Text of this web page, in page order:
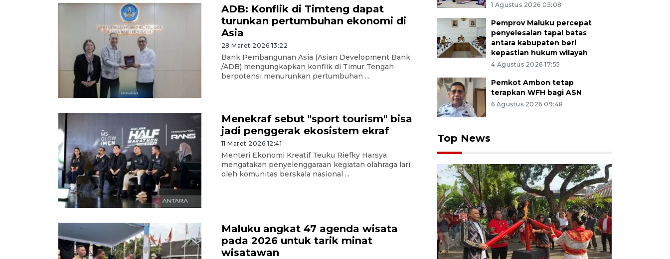
ADB: Konflik di Timteng dapat
turunkan pertumbuhan ekonomi di
Asia
28 Maret 2026 13:22
Bank Pembangunan Asia (Asian Development Bank
/ADB) mengungkapkan konflik di Timur Tengah
berpotensi menurunkan pertumbuhan ...
Menekraf sebut "sport tourism" bisa
jadi penggerak ekosistem ekraf
11 Maret 2026 12:41
Menteri Ekonomi Kreatif Teuku Riefky Harsya
mengatakan penyelenggaraan kegiatan olahraga lari
oleh komunitas berskala nasional ...
Maluku angkat 47 agenda wisata
pada 2026 untuk tarik minat
wisatawan
1 Agustus 2026 05:08
Pemprov Maluku percepat
penyelesaian tapal batas
antara kabupaten beri
kepastian hukum wilayah
4 Agustus 2026 17:55
Pemkot Ambon tetap
terapkan WFH bagi ASN
6 Agustus 2026 09:48
Top News